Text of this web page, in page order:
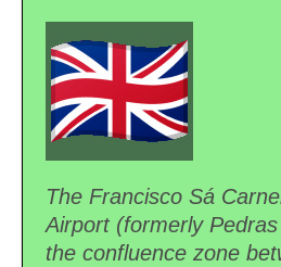
The Francisco Sá
Airport (formerly
the confluence zone